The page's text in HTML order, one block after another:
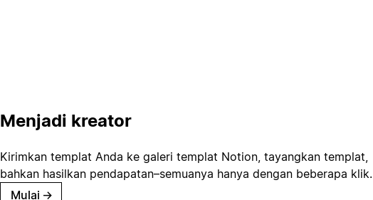
Menjadi kreator
Kirimkan templat Anda ke galeri templat Notion, tayangkan templat,
bahkan hasilkan pendapatan–semuanya hanya dengan beberapa klik.
Mulai →